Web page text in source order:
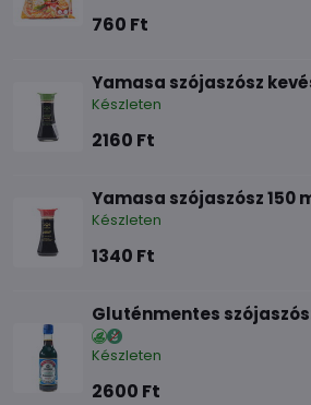
760 Ft
Yamasa szójaszósz
Készleten
2160 Ft
Yamasa szójaszósz 150
Készleten
1340 Ft
Gluténmentes
Készleten
2600 Ft